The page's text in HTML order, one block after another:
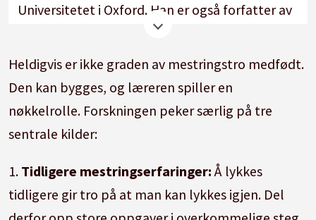
Universitetet i Oxford. Han er også forfatter av
bøkene Superhjernen og Superstudent, som
begge er oversatt til over 20 språk.
Heldigvis er ikke graden av mestringstro medfødt.
Den kan bygges, og læreren spiller en
nøkkelrolle. Forskningen peker særlig på tre
sentrale kilder:
1. Tidligere mestringserfaringer:Å lykkes
tidligere gir tro på at man kan lykkes igjen. Del